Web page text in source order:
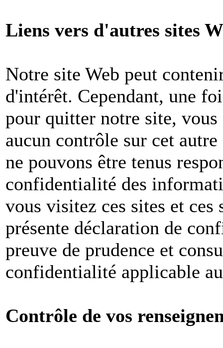
Liens vers d'autres sites
Notre site Web peut
d'intérêt. Cependant, une
pour quitter notre site, vous
aucun contrôle sur cet
ne pouvons être tenus
confidentialité des
vous visitez ces sites et ces
présente déclaration de
preuve de prudence et
confidentialité applicable
Contrôle de vos